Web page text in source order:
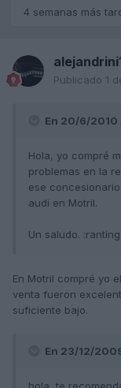
4 semanas más
Publicado 1
En 20/6/2010
Hola, yo compré
problemas en la
ese
audi en Motril.
Un saludo.
En Motril compré yo
venta fueron
suficiente bajo.
En 23/12/